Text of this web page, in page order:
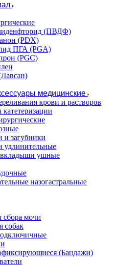
(ПВДФ)
(PDX)
ПГА (PGA)
(PGC)
медицинские
крови и растворов
загубники
удлинительные
ушные
назогастральные
сбора мочи
собак
(Бандажи)